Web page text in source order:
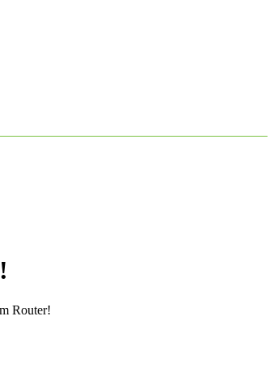
Router!